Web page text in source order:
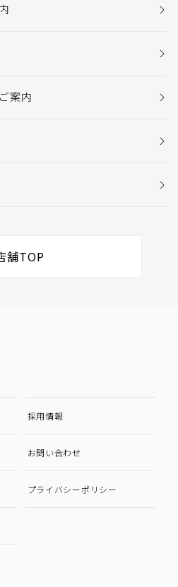
案内
舗TOP
採用情報
お問い合わせ
プライバシーポリシー